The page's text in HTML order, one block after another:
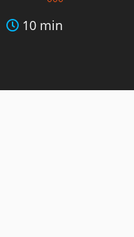
10 min